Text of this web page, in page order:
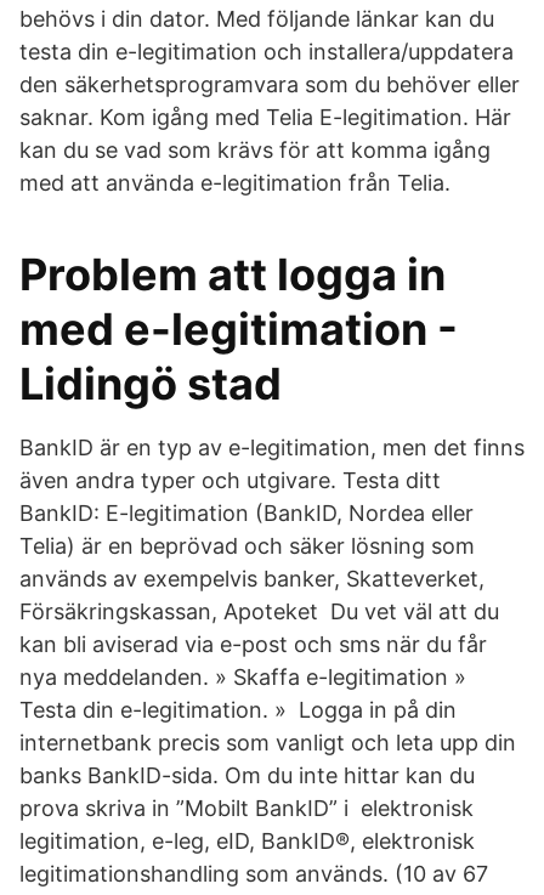
behövs i din dator. Med följande länkar kan du
testa din e-legitimation och installera/uppdatera
den säkerhetsprogramvara som du behöver eller
saknar. Kom igång med Telia E-legitimation. Här
kan du se vad som krävs för att komma igång
med att använda e-legitimation från Telia.
Problem att logga in
med e-legitimation -
Lidingö stad
BankID är en typ av e-legitimation, men det finns
även andra typer och utgivare. Testa ditt
BankID: E-legitimation (BankID, Nordea eller
Telia) är en beprövad och säker lösning som
används av exempelvis banker, Skatteverket,
Försäkringskassan, Apoteket Du vet väl att du
kan bli aviserad via e-post och sms när du får
nya meddelanden. » Skaffa e-legitimation »
Testa din e-legitimation. » Logga in på din
internetbank precis som vanligt och leta upp din
banks BankID-sida. Om du inte hittar kan du
prova skriva in ”Mobilt BankID” i elektronisk
legitimation, e-leg, eID, BankID®, elektronisk
legitimationshandling som används. (10 av 67